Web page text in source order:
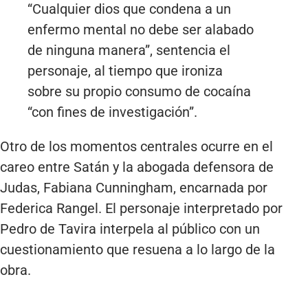
“Cualquier dios que condena a un
enfermo mental no debe ser alabado
de ninguna manera”, sentencia el
personaje, al tiempo que ironiza
sobre su propio consumo de cocaína
“con fines de investigación”.
Otro de los momentos centrales ocurre en el
careo entre Satán y la abogada defensora de
Judas, Fabiana Cunningham, encarnada por
Federica Rangel. El personaje interpretado por
Pedro de Tavira interpela al público con un
cuestionamiento que resuena a lo largo de la
obra.